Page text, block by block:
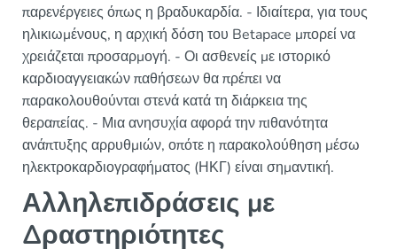
παρενέργειες όπως η βραδυκαρδία. - Ιδιαίτερα, για τους
ηλικιωμένους, η αρχική δόση του Betapace μπορεί να
χρειάζεται προσαρμογή. - Οι ασθενείς με ιστορικό
καρδιοαγγειακών παθήσεων θα πρέπει να
παρακολουθούνται στενά κατά τη διάρκεια της
θεραπείας. - Μια ανησυχία αφορά την πιθανότητα
ανάπτυξης αρρυθμιών, οπότε η παρακολούθηση μέσω
ηλεκτροκαρδιογραφήματος (ΗΚΓ) είναι σημαντική.
Αλληλεπιδράσεις με
Δραστηριότητες